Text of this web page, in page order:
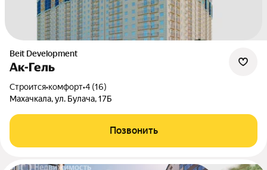
Beit Development
Ак-Гель
Строится•комфорт•4 (16)
Махачкала, ул. Булача, 17Б
Позвонить